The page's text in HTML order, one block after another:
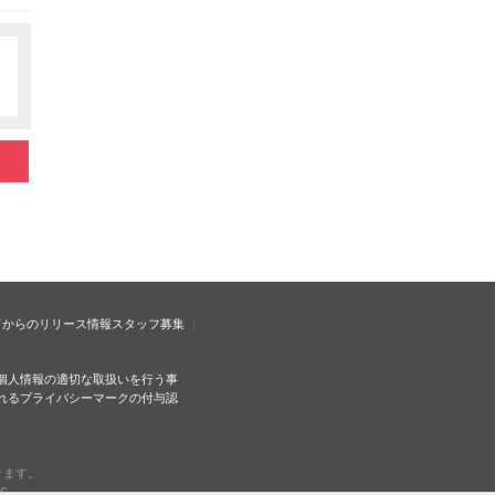
らのリリース情報スタッフ募集
人情報の適切な取扱いを行う事
るプライバシーマークの付与認
す。